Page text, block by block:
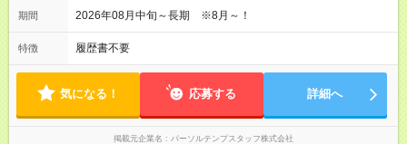
期間 2026年08月中旬～長期 ※8月～！
特徴 履歴書不要
気になる！ 応募する 詳細へ
掲載元企業名 パーソルテンプスタッフ株式会社